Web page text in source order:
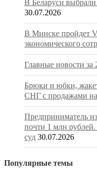
В Беларуси
30.07.2026
В Минске пройдет
экономического
Главные новости за
Брюки и юбки,
СНГ с продажами
Предприниматель
почти 1 млн
суд 30.07.2026
Популярные темы